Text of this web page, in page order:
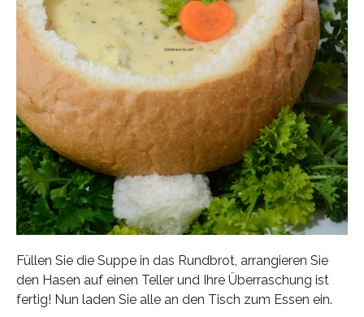
Füllen Sie die Suppe in das Rundbrot, arrangieren Sie
den Hasen auf einen Teller und Ihre Überraschung ist
fertig! Nun laden Sie alle an den Tisch zum Essen ein.